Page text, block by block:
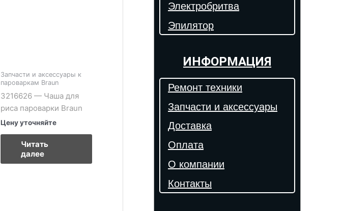
Запчасти и аксессуары к
пароваркам Braun
3216626 — Чаша для
риса пароварки Braun
Цену уточняйте
Читать
далее
Электробритва
Эпилятор
ИНФОРМАЦИЯ
Ремонт техники
Запчасти и аксессуары
Доставка
Оплата
О компании
Контакты